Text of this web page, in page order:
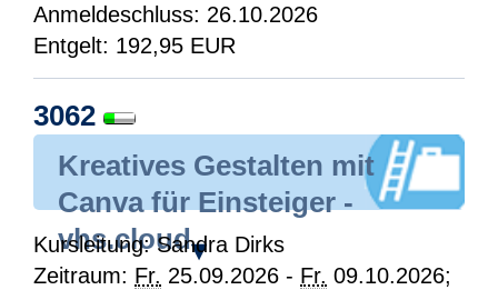
Anmeldeschluss: 26.10.2026
Entgelt: 192,95 EUR
3062
Kreatives Gestalten mit
Canva für Einsteiger -
vhs.cloud▾
Kursleitung: Sandra Dirks
Zeitraum: Fr. 25.09.2026 - Fr. 09.10.2026;